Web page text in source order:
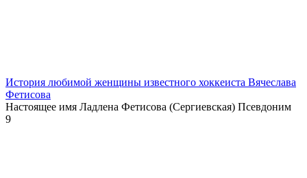
История любимой женщины известного хоккеиста Вячеслава
Фетисова
Настоящее имя Ладлена Фетисова (Сергиевская) Псевдоним
9